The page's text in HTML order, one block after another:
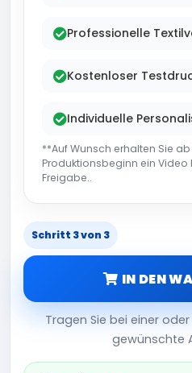
Professionelle
Kostenloser
Individuelle
**Auf Wunsch erhalten Sie ab
Produktionsbeginn ein Video
Freigabe..
Schritt 3 von 3
IN DEN
Tragen Sie bei einer
gewünschte